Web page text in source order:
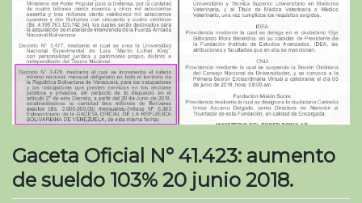
Gaceta Oficial N° 41.423: aumento
de sueldo 103% 20 junio 2018.